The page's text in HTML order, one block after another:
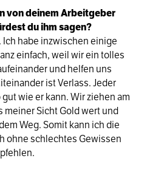
von deinem Arbeitgeber
du ihm sagen?
Ich habe inzwischen einige
einfach, weil wir ein tolles
und helfen uns
ist Verlass. Jeder
wie er kann. Wir ziehen am
meiner Sicht Gold wert und
Weg. Somit kann ich die
ohne schlechtes Gewissen